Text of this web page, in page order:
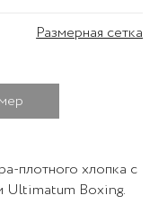
Размерная сетка
плотного хлопка с
Ultimatum Boxing.